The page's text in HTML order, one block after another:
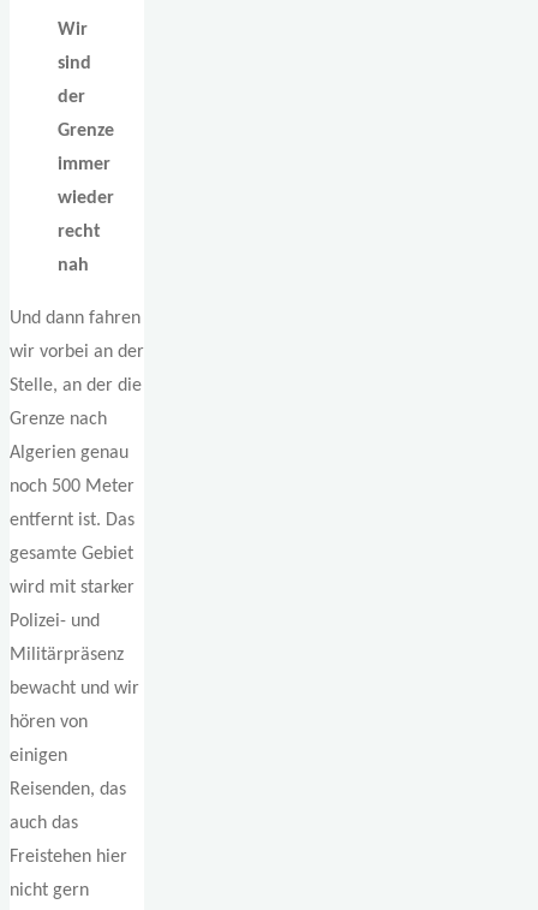
Wir
sind
der
Grenze
immer
wieder
recht
nah
Und dann fahren
wir vorbei an der
Stelle, an der die
Grenze nach
Algerien genau
noch 500 Meter
entfernt ist. Das
gesamte Gebiet
wird mit starker
Polizei- und
Militärpräsenz
bewacht und wir
hören von
einigen
Reisenden, das
auch das
Freistehen hier
nicht gern